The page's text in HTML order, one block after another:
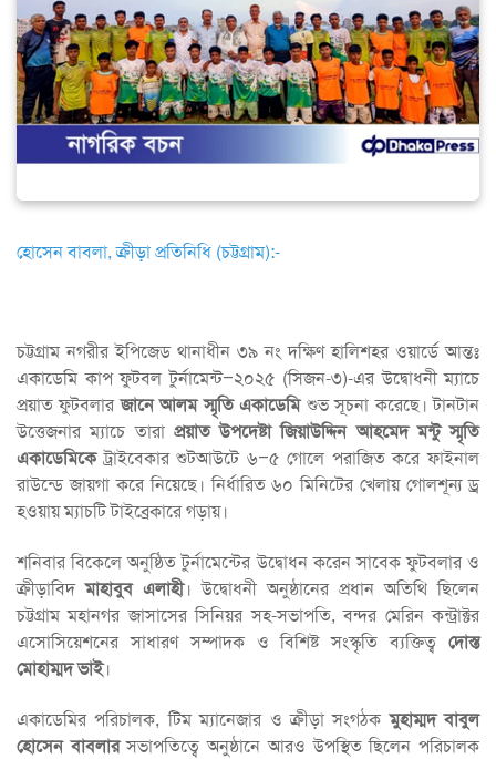
হোসেন বাবলা, ক্রীড়া প্রতিনিধি (চট্টগ্রাম):-
চট্টগ্রাম নগরীর ইপিজেড থানাধীন ৩৯ নং দক্ষিণ হালিশহর ওয়ার্ডে আন্তঃ
একাডেমি কাপ ফুটবল টুর্নামেন্ট–২০২৫ (সিজন-৩)-এর উদ্বোধনী ম্যাচে
প্রয়াত ফুটবলারজানে আলম স্মৃতি একাডেমিশুভ সূচনা করেছে। টানটান
উত্তেজনার ম্যাচে তারা প্রয়াত উপদেষ্টা জিয়াউদ্দিন আহমেদ মন্টু স্মৃতি
একাডেমিকেট্রাইবেকার শুটআউটে ৬–৫ গোলে পরাজিত করে ফাইনাল
রাউন্ডে জায়গা করে নিয়েছে। নির্ধারিত ৬০ মিনিটের খেলায় গোলশূন্য ড্র
হওয়ায় ম্যাচটি টাইব্রেকারে গড়ায়।
শনিবার বিকেলে অনুষ্ঠিত টুর্নামেন্টের উদ্বোধন করেন সাবেক ফুটবলার ও
ক্রীড়াবিদমাহাবুব এলাহী। উদ্বোধনী অনুষ্ঠানের প্রধান অতিথি ছিলেন
চট্টগ্রাম মহানগর জাসাসের সিনিয়র সহ-সভাপতি, বন্দর মেরিন কন্ট্রাক্টর
এসোসিয়েশনের সাধারণ সম্পাদক ও বিশিষ্ট সংস্কৃতি ব্যক্তিত্ব দোস্ত
মোহাম্মদ ভাই।
একাডেমির পরিচালক, টিম ম্যানেজার ও ক্রীড়া সংগঠকমুহাম্মদ বাবুল
হোসেন বাবলারসভাপতিত্বে অনুষ্ঠানে আরও উপস্থিত ছিলেন পরিচালক